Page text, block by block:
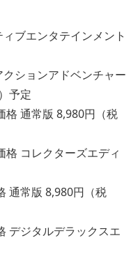
ブエンタテインメント
ションアドベンチャー
予定
格 通常版 8,980円（税
レクターズエディ
常版 8,980円（税
タルデラックスエ